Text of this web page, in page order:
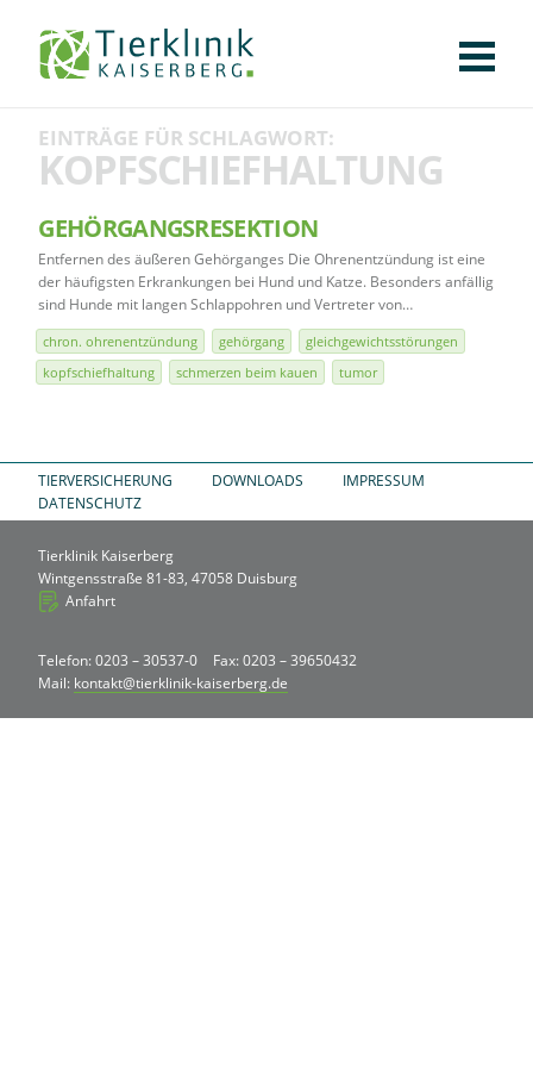
KLINIK
CHIRURGIE
AUGENHEILKUNDE
KARDIOLOGIE
BILDGEBUNG
INNERE MEDIZIN
WEITERE
AKTUELLES
LEXIKON
KONTAKT
Tierklinik
Kaiserberg
EINTRÄGE FÜR SCHLAGWORT:
KOPFSCHIEFHALTUNG
GEHÖRGANGSRESEKTION
Entfernen des äußeren Gehörganges Die Ohrenentzündung ist eine
der häufigsten Erkrankungen bei Hund und Katze. Besonders anfällig
sind Hunde mit langen Schlappohren und Vertreter von…
chron. ohrenentzündung gehörgang
gleichgewichtsstörungen
kopfschiefhaltung
schmerzen beim kauen tumor
TIERVERSICHERUNG DOWNLOADS
IMPRESSUM
DATENSCHUTZ
Tierklinik Kaiserberg
Wintgensstraße 81-83, 47058 Duisburg
Anfahrt
Telefon: 0203 – 30537-0
Fax: 0203 – 39650432
Mail: kontakt@tierklinik-kaiserberg.de